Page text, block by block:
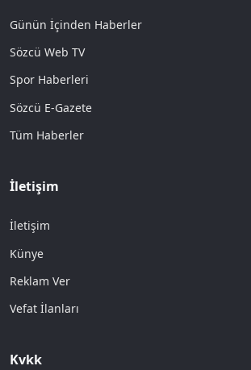
Günün İçinden Haberler
Sözcü Web TV
Spor Haberleri
Sözcü E-Gazete
Tüm Haberler
İletişim
İletişim
Künye
Reklam Ver
Vefat İlanları
Kvkk